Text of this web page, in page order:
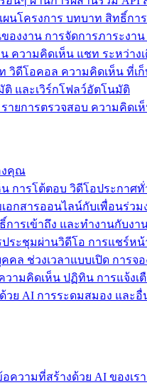
ผนโครงการ บทบาท สิทธิ์การ
องงาน การจัดการภาระง
ความคิดเห็น แชท ระหว่าง
วิดีโอคอล ความคิดเห็น ที่เ
ติ และเวิร์กโฟลว์อัตโนมัติ
ายการตรวจสอบ ความคิดเ
งคุณ
การโต้ตอบ วิดีโอประกาศ
อกสารออนไลน์กับเพื่อนร่ว
ารเข้าถึง และทำงานกับงา
ระชุมผ่านวิดีโอ การแชร์ห
ล ช่วงเวลาแบบเปิด การจ
ามคิดเห็น ปฏิทิน การแจ้งเ
วย AI การระดมสมอง และอื่
ความที่สร้างด้วย AI ของเร